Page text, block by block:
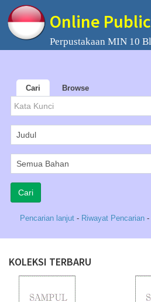
Online
Perpustakaan MIN 10
Cari Browse
Pencarian lanjut - Riwayat Pencarian -
KOLEKSI TERBARU